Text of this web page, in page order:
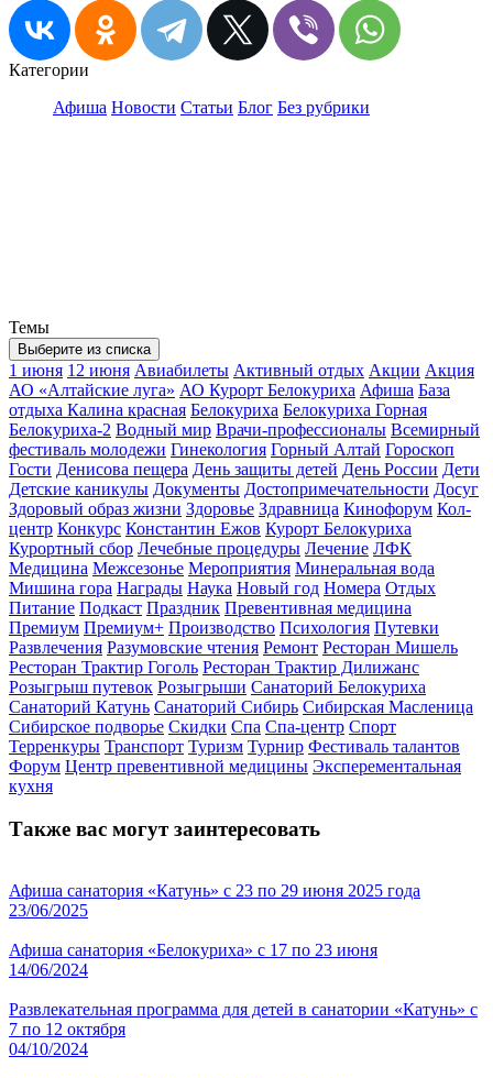
Категории
Афиша Новости Статьи Блог Без рубрики
Темы
Выберите из списка
1 июня 12 июня Авиабилеты Активный отдых Акции Акция
АО «Алтайские луга» АО Курорт Белокуриха Афиша База
отдыха Калина красная Белокуриха Белокуриха Горная
Белокуриха-2 Водный мир Врачи-профессионалы Всемирный
фестиваль молодежи Гинекология Горный Алтай Гороскоп
Гости Денисова пещера День защиты детей День России Дети
Детские каникулы Документы Достопримечательности Досуг
Здоровый образ жизни Здоровье Здравница Кинофорум Кол-
центр Конкурс Константин Ежов Курорт Белокуриха
Курортный сбор Лечебные процедуры Лечение ЛФК
Медицина Межсезонье Мероприятия Минеральная вода
Мишина гора Награды Наука Новый год Номера Отдых
Питание Подкаст Праздник Превентивная медицина
Премиум Премиум+ Производство Психология Путевки
Развлечения Разумовские чтения Ремонт Ресторан Мишель
Ресторан Трактир Гоголь Ресторан Трактир Дилижанс
Розыгрыш путевок Розыгрыши Санаторий Белокуриха
Санаторий Катунь Санаторий Сибирь Сибирская Масленица
Сибирское подворье Скидки Спа Спа-центр Спорт
Терренкуры Транспорт Туризм Турнир Фестиваль талантов
Форум Центр превентивной медицины Эксперементальная
кухня
Также вас могут заинтересовать
Афиша санатория «Катунь» с 23 по 29 июня 2025 года
23/06/2025
Афиша санатория «Белокуриха» с 17 по 23 июня
14/06/2024
Развлекательная программа для детей в санатории «Катунь» с
7 по 12 октября
04/10/2024